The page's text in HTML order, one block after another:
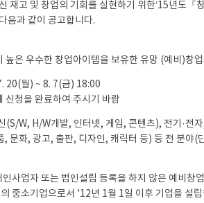
재고 및 창업의 기회를 실현하기 위한‘15년도
음과 같이 공고합니다.
높은 우수한 창업아이템을 보유한 유망 (예비)창
20(월) ~ 8. 7(금) 18:00
신청을 완료하여 주시기 바람
(S/W, H/W개발, 인터넷, 게임, 콘텐츠), 전기·전
, 문화, 광고, 출판, 디자인, 캐릭터 등) 등 전 분야(
사업자 또는 법인설립 등록을 하지 않은 예비창
중소기업으로서 '12년 1월 1일 이후 기업을 설립